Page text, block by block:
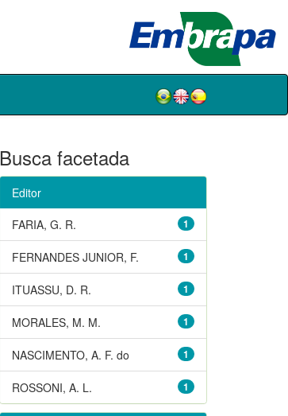
Busca facetada
Editor
1
FARIA, G. R.
1
FERNANDES JUNIOR, F.
1
ITUASSU, D. R.
1
MORALES, M. M.
1
NASCIMENTO, A. F. do
1
ROSSONI, A. L.